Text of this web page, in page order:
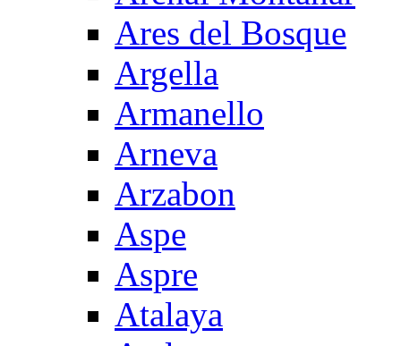
Ares del Bosque
Argella
Armanello
Arneva
Arzabon
Aspe
Aspre
Atalaya